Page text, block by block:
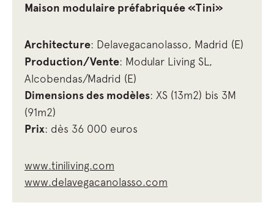
Maison modulaire préfabriquée «Tini»
Architecture: Delavegacanolasso, Madrid (E)
Production/Vente: Modular Living SL,
Alcobendas/Madrid (E)
Dimensions des modèles: XS (13m2) bis 3M
(91m2)
Prix: dès 36 000 euros
www.tiniliving.com
www.delavegacanolasso.com